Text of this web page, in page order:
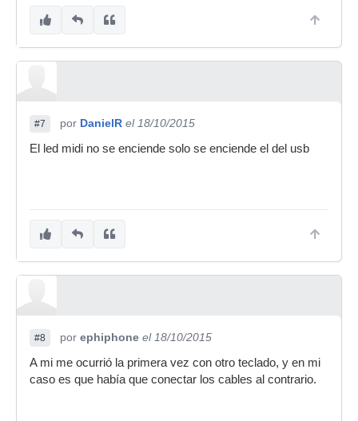
#7 por DanielR el 18/10/2015
El led midi no se enciende solo se enciende el del usb
#8 por ephiphone el 18/10/2015
A mi me ocurrió la primera vez con otro teclado, y en mi
caso es que había que conectar los cables al contrario.